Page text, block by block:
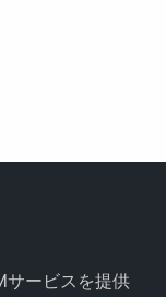
ービスを提供